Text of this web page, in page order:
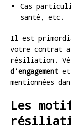
Cas
santé, etc.
Il est
votre contrat
résiliation.
d’engagement
mentionnées
Les